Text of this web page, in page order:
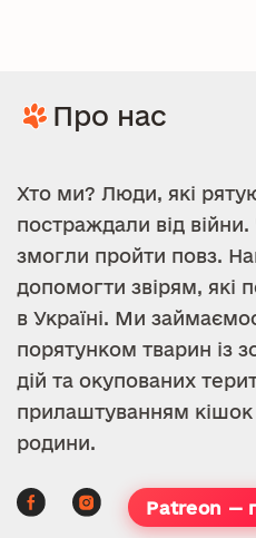
Про нас
Хто ми? Люди, які
постраждали від
змогли пройти повз.
допомогти звірям, які
в Україні. Ми
порятунком тварин із
дій та окупованих
прилаштуванням кішок
родини.
Patreon —